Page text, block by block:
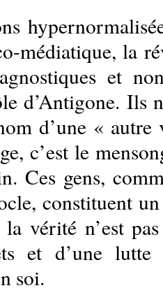
médiatique, la
et
d’Antigone. Ils
d’une «
c’est le
Ces gens,
constituent
vérité n’est
et d’une
soi.